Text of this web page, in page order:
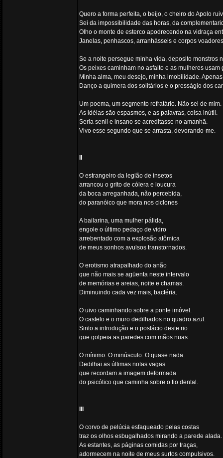
Quero a forma perfeita, o beijo, o cheiro do Apolo
Sei da impossibilidade das horas, da
Olho o monte de esterco apodrecendo na vidraça
Janelas, penhascos, arranhásseis e corpos
Se a noite persegue minha vida, deposito monstros
Os peixes caminham no asfalto e as mulheres usam
Minha alma, meu desejo, minha imobilidade.
Danço a quimera dos solitários e o presságio dos
Um poema, um segmento refratário. Não sei de mim.
As idéias são espasmos, e as palavras, coisa inútil.
Seria senil e insano se acreditasse no amanhã.
Vivo esse segundo que se arrasta, devorando-me.
O estrangeiro da legião de insetos
arrancou o grito de cólera e loucura
da boca arreganhada, não percebida,
do paranóico que mora nos ciclones
A bailarina, uma mulher pálida,
engole o último pedaço de vidro
arrebentado com a explosão atômica
de meus sonhos avulsos transtornados.
O erotismo atrapalhado do anão
que não mais se agüenta neste intervalo
de memórias e areias, noite e chamas.
Diminuindo cada vez mais, bactéria.
O uivo caminhando sobre a ponte imóvel.
O castelo e o muro dedilhados no quadro azul.
Sinto a introdução e o posfácio deste rio
que golpeia as paredes com mãos nuas.
O mínimo. O minúsculo. O quase nada.
Dedilhai as últimas notas vagas
que recordam a imagem deformada
do psicótico que caminha sobre o fio dental.
O corvo de pelúcia esfaqueado pelas costas
traz os olhos esbugalhados mirando a parede alada.
As estantes, as páginas comidas por traças,
adormecem na noite de meus surtos compulsivos.